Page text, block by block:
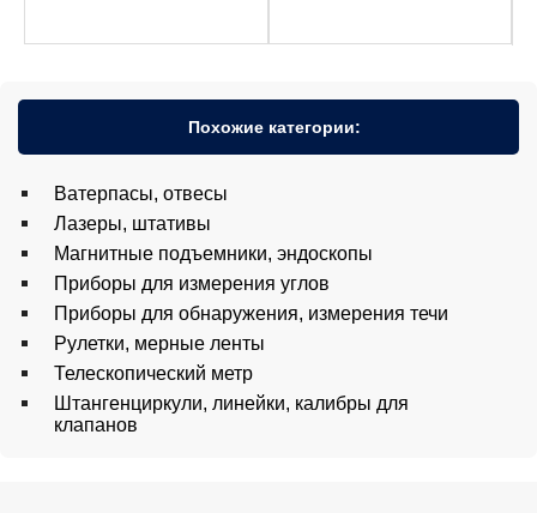
Похожие категории:
Ватерпасы, отвесы
Лазеры, штативы
Магнитные подъемники, эндоскопы
Приборы для измерения углов
Приборы для обнаружения, измерения течи
Рулетки, мерные ленты
Телескопический метр
Штангенциркули, линейки, калибры для
клапанов